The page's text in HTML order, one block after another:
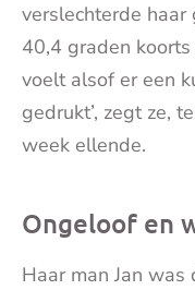
verslechterde haar
40,4 graden
voelt alsof er een
gedrukt’, zegt ze,
week ellende.
Ongeloof en
Haar man Jan